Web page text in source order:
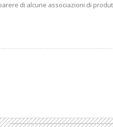
di alcune associazioni di